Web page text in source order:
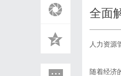
全面
人力资源
随着经济